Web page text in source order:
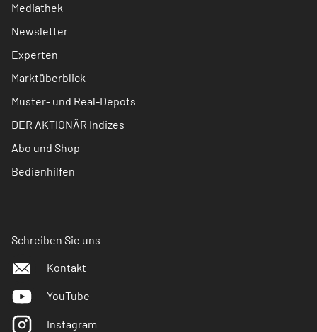
Mediathek
Newsletter
Experten
Marktüberblick
Muster- und Real-Depots
DER AKTIONÄR Indizes
Abo und Shop
Bedienhilfen
Schreiben Sie uns
Kontakt
YouTube
Instagram